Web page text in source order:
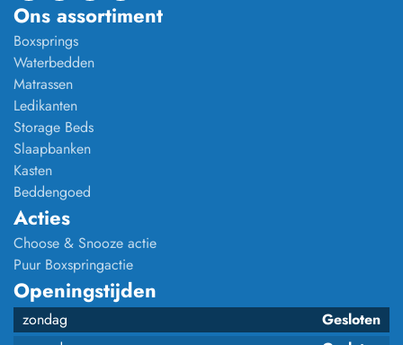
Ons assortiment
Boxsprings
Waterbedden
Matrassen
Ledikanten
Storage Beds
Slaapbanken
Kasten
Beddengoed
Acties
Choose & Snooze actie
Puur Boxspringactie
Openingstijden
zondag
Gesloten